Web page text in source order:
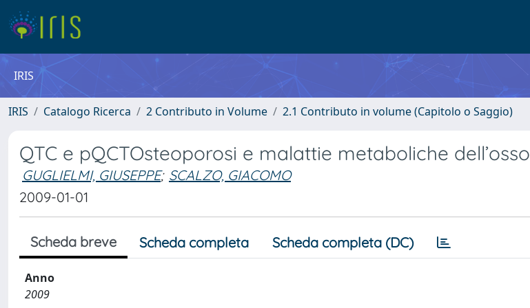
IRIS
IRIS Catalogo Ricerca 2 Contributo in Volume 2.1 Contributo in volume (Capitolo o Saggio)
QTC e pQCTOsteoporosi e malattie metaboliche dell’osso
GUGLIELMI, GIUSEPPE; SCALZO, GIACOMO
2009-01-01
Scheda breve Scheda completa Scheda completa (DC)
Anno
2009